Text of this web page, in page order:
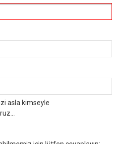
asla kimseyle